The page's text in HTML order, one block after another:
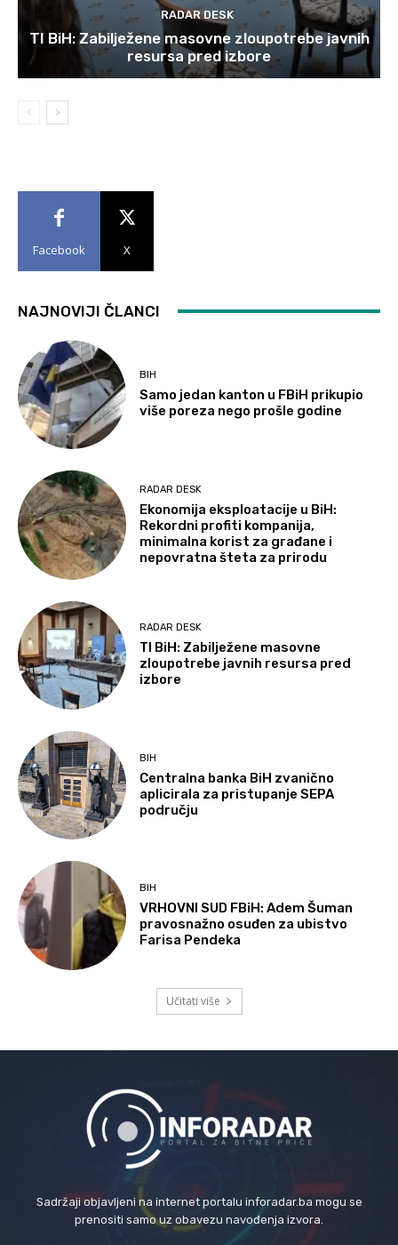
RADAR DESK
TI BiH: Zabilježene masovne zloupotrebe javnih
resursa pred izbore
Facebook X
NAJNOVIJI ČLANCI
BIH
Samo jedan kanton u FBiH prikupio
više poreza nego prošle godine
RADAR DESK
Ekonomija eksploatacije u BiH:
Rekordni profiti kompanija,
minimalna korist za građane i
nepovratna šteta za prirodu
RADAR DESK
TI BiH: Zabilježene masovne
zloupotrebe javnih resursa pred
izbore
BIH
Centralna banka BiH zvanično
aplicirala za pristupanje SEPA
području
BIH
VRHOVNI SUD FBiH: Adem Šuman
pravosnažno osuđen za ubistvo
Farisa Pendeka
Učitati više
Sadržaji objavljeni na internet portalu inforadar.ba mogu se
prenositi samo uz obavezu navođenja izvora.